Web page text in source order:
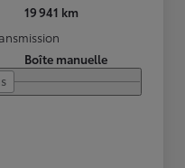
19 941 km
Boîte manuelle